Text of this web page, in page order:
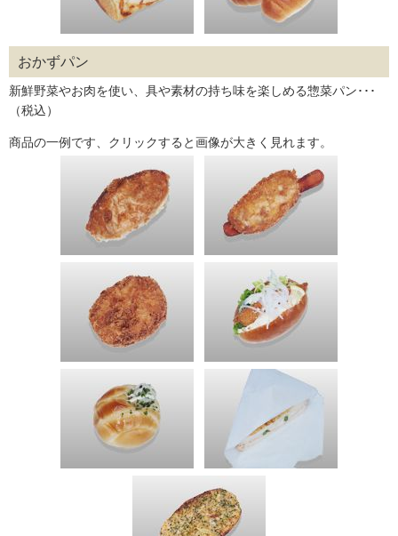
おかずパン
新鮮野菜やお肉を使い、具や素材の持ち味を楽しめる惣菜パン･･･
（税込）
商品の一例です、クリックすると画像が大きく見れます。